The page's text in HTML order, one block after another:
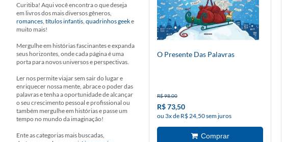
Curitiba! Aqui você encontra o que deseja
em livros dos mais diversos gêneros,
romances, títulos infantis, quadrinhos geeke
muito mais!
Mergulhe em histórias fascinantes e expanda
seus horizontes, onde cada página é uma
porta para novos universos e perspectivas.
Ler nos permite viajar sem sair do lugar e
enriquecer nossa mente, abrace o poder das
palavras e tenha a oportunidade de alcançar
o seu crescimento pessoal e profissional ou
também mergulhe em histórias e passe um
tempo no mundo da imaginação!
Ente as categorias mais buscadas,
O Presente Das Palavras
R$ 98,00
R$ 73,50
ou 3x de R$ 24,50 sem juros